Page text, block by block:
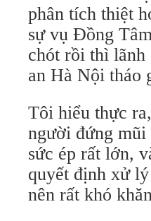
phân tích thiệt
sự vụ Đồng
chót rồi thì lãnh
an Hà Nội tháo
Tôi hiểu thực
người đứng mũi
sức ép rất lớn,
quyết định xử
nên rất khó